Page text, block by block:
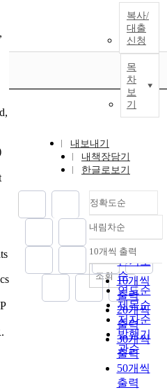
복사/
대출
신청
목
차
보
기
내보내기
내책장담기
한글로보기
정확도순
정확도
순
인기도
순
연도순
제목순
저자순
발행기
관순
내림차순
내림차순
10개씩 출력
10개씩
출력
20개씩
출력
30개씩
출력
50개씩
출력
조회